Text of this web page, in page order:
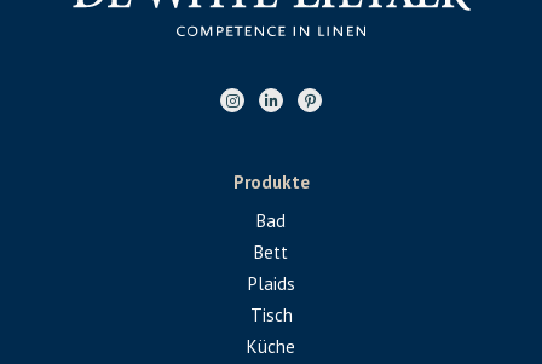
Produkte
Bad
Bett
Plaids
Tisch
Küche